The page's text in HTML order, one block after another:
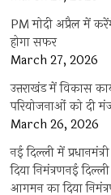
PM मोदी अप्रैल में
होगा सफर
March 27, 2026
उत्तराखंड में विकास
परियोजनाओं को दी
March 26, 2026
नई दिल्ली में
दिया निमंत्रणनई
आगमन का दिया